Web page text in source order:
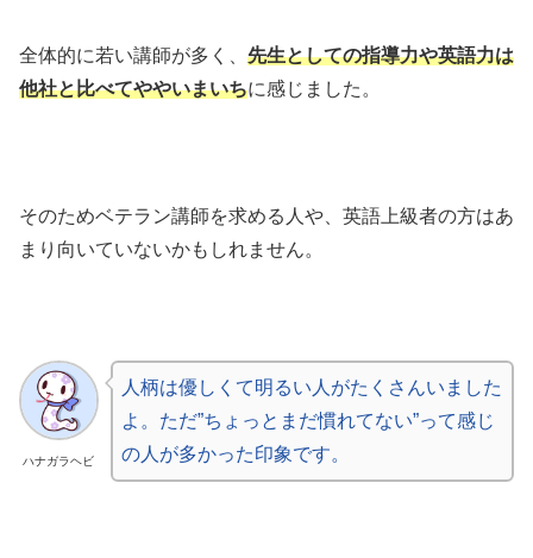
全体的に若い講師が多く、 先生としての指導力や英語力は
他社と比べてややいまいちに感じました。
そのためベテラン講師を求める人や、英語上級者の方はあ
まり向いていないかもしれません。
ハナガラヘビ
人柄は優しくて明るい人がたくさんいました
よ。ただ”ちょっとまだ慣れてない”って感じ
の人が多かった印象です。